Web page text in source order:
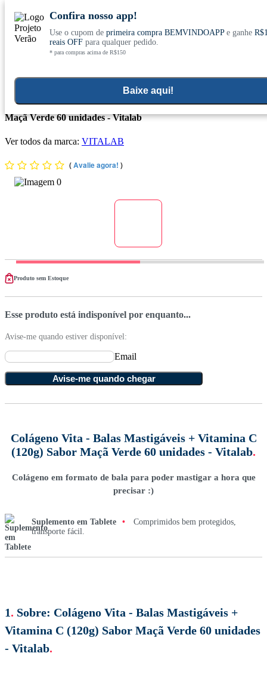
Conheça nosso site novo! E comemore com 0
Confira nosso app!
Use o cupom de primeira compra BEMVINDOAPPe ganhe
reais OFFpara qualquer pedido.
* para compras acima de R$150
Baixe aqui!
Colageno Pele
Colágeno Vita - Balas Mastigáveis + Vitamina C (120g) Sabor
Maçã Verde 60 unidades - Vitalab
Ver todos da marca: VITALAB
(Avalie agora! )
Produto sem Estoque
Esse produto está indisponível por enquanto...
Avise-me quando estiver disponível:
Email
Avise-me quando chegar
Colágeno Vita - Balas Mastigáveis + Vitamina C
(120g) Sabor Maçã Verde 60 unidades - Vitalab.
Colágeno em formato de bala para poder mastigar a hora que
precisar :)
Suplemento em Tablete •
Comprimidos bem protegidos,
transporte fácil.
1. Sobre: Colágeno Vita - Balas Mastigáveis +
Vitamina C (120g) Sabor Maçã Verde 60 unidades
- Vitalab.